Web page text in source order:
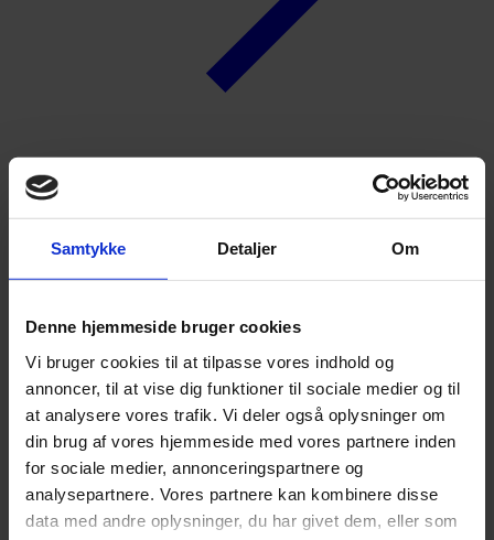
Samtykke Detaljer Om
Denne hjemmeside bruger cookies
Vi bruger cookies til at tilpasse vores indhold og
annoncer, til at vise dig funktioner til sociale medier og til
at analysere vores trafik. Vi deler også oplysninger om
din brug af vores hjemmeside med vores partnere inden
for sociale medier, annonceringspartnere og
analysepartnere. Vores partnere kan kombinere disse
data med andre oplysninger, du har givet dem, eller som
Fordelsprogram
Medlemsfordele
Fordelsprogram
Michael Brochmann
+ 45 23 65 65 33
mbn@grakom.dk